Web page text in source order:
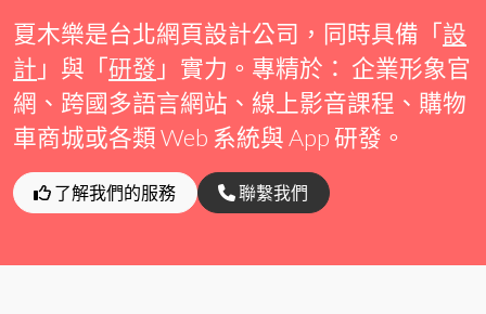
夏木樂是台北網頁設計公司，同時具備「設
計 」與「研發 」實力。專精於： 企業形象官
網、跨國多語言網站、線上影音課程、購物
車商城或各類 Web 系統與 App 研發。
了解我們的服務 聯繫我們